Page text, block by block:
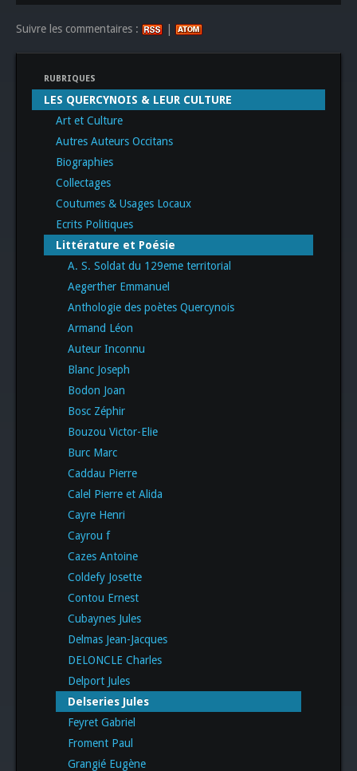
Suivre les commentaires : |
RUBRIQUES
LES QUERCYNOIS & LEUR CULTURE
Art et Culture
Autres Auteurs Occitans
Biographies
Collectages
Coutumes & Usages Locaux
Ecrits Politiques
Littérature et Poésie
A. S. Soldat du 129eme territorial
Aegerther Emmanuel
Anthologie des poètes Quercynois
Armand Léon
Auteur Inconnu
Blanc Joseph
Bodon Joan
Bosc Zéphir
Bouzou Victor-Elie
Burc Marc
Caddau Pierre
Calel Pierre et Alida
Cayre Henri
Cayrou f
Cazes Antoine
Coldefy Josette
Contou Ernest
Cubaynes Jules
Delmas Jean-Jacques
DELONCLE Charles
Delport Jules
Delseries Jules
Feyret Gabriel
Froment Paul
Grangié Eugène